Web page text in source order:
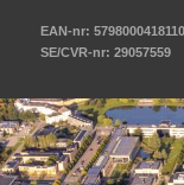
EAN-nr: 5798000418110
SE/CVR-nr: 29057559